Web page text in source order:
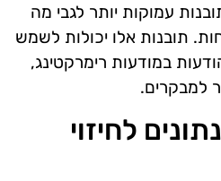
עמוקות יותר לגבי מה
תובנות אלו יכולות לשמש
במודעות רימרקטינג,
למבקרים.
לחיזוי